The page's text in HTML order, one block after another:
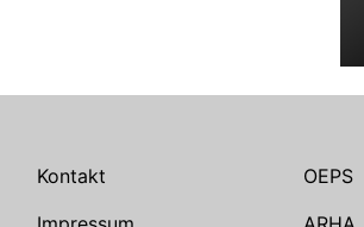
Kontakt
OEPS